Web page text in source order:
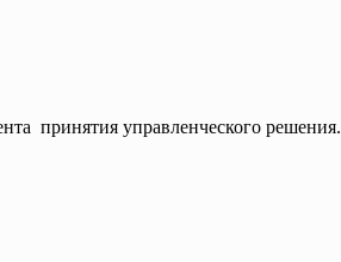
принятия управленческого решения.